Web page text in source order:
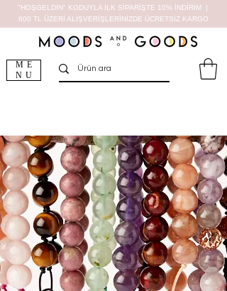
ME
NU
"HOŞGELDİN" KODUYLA İLK SİPARİŞTE 10% İNDİRİM |
600 TL ÜZERİ ALIŞVERİŞLERİNİZDE ÜCRETSİZ KARGO